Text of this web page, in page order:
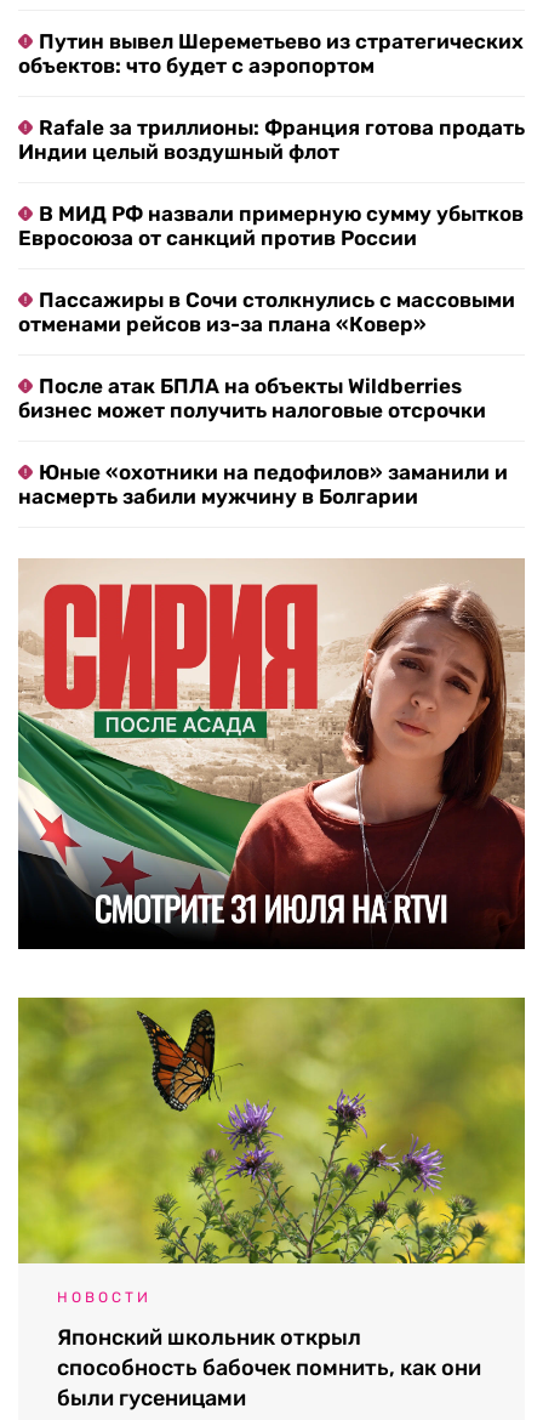
Путин вывел Шереметьево из стратегических
объектов: что будет с аэропортом
Rafale за триллионы: Франция готова продать
Индии целый воздушный флот
В МИД РФ назвали примерную сумму убытков
Евросоюза от санкций против России
Пассажиры в Сочи столкнулись с массовыми
отменами рейсов из-за плана «Ковер»
После атак БПЛА на объекты Wildberries
бизнес может получить налоговые отсрочки
Юные «охотники на педофилов» заманили и
насмерть забили мужчину в Болгарии
НОВОСТИ
Японский школьник открыл
способность бабочек помнить, как они
были гусеницами